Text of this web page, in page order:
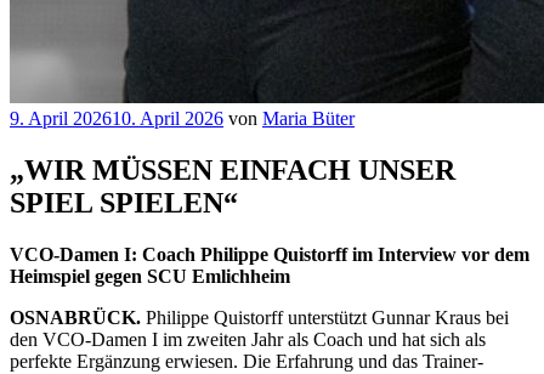
Veröffentlicht
9. April 202610. April 2026 von Maria Büter
„WIR MÜSSEN EINFACH UNSER
SPIEL SPIELEN“
VCO-Damen I: Coach Philippe Quistorff im Interview vor dem
Heimspiel gegen SCU Emlichheim
OSNABRÜCK. Philippe Quistorff unterstützt Gunnar Kraus bei
den VCO-Damen I im zweiten Jahr als Coach und hat sich als
perfekte Ergänzung erwiesen. Die Erfahrung und das Trainer-